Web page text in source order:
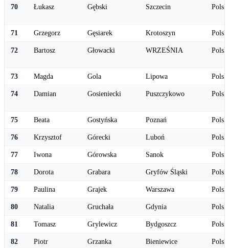
70 Łukasz Gębski Szczecin
71 Grzegorz Gęsiarek Krotoszyn
72 Bartosz Głowacki WRZEŚNIA
73 Magda Gola Lipowa
74 Damian Gosieniecki Puszczykowo
75 Beata Gostyńska Poznań
76 Krzysztof Górecki Luboń
77 Iwona Górowska Sanok
78 Dorota Grabara Gryfów Śląski
79 Paulina Grajek Warszawa
80 Natalia Gruchała Gdynia
81 Tomasz Grylewicz Bydgoszcz
82 Piotr Grzanka Bieniewice